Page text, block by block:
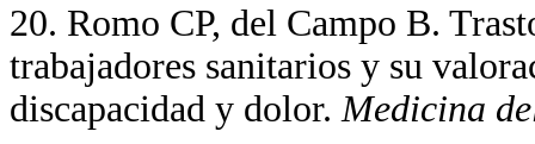
20. Romo CP, del Campo B.
trabajadores sanitarios y su
discapacidad y dolor. Medicina